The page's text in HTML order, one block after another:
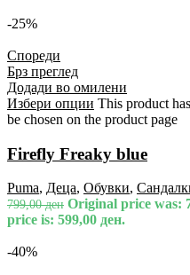
-25%
Спореди
Брз преглед
Додади во омилени
Избери опции This product
be chosen on the product page
Firefly Freaky blue
Puma, Деца, Обувки,
799,00ден Original price was:
price is: 599,00 ден.
-40%